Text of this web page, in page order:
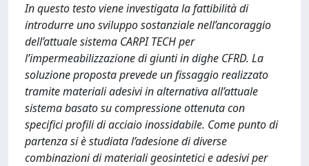
In questo testo viene investigata la fattibilità di
introdurre uno sviluppo sostanziale nell’ancoraggio
dell’attuale sistema CARPI TECH per
l’impermeabilizzazione di giunti in dighe CFRD. La
soluzione proposta prevede un fissaggio realizzato
tramite materiali adesivi in alternativa all’attuale
sistema basato su compressione ottenuta con
specifici profili di acciaio inossidabile. Come punto di
partenza si è studiata l’adesione di diverse
combinazioni di materiali geosintetici e adesivi per